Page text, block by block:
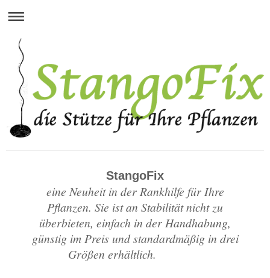
StangoFix
eine Neuheit in der Rankhilfe für Ihre
Pflanzen. Sie ist an Stabilität nicht zu
überbieten, einfach in der Handhabung,
günstig im Preis und standardmäßig in drei
Größen erhältlich.